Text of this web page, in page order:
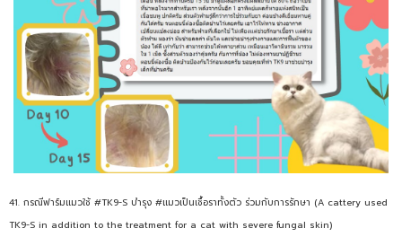
41. กรณีฟาร์มแมวใช้ #TK9-S บำรุง #แมวเป็นเชื้อราทั้งตัว ร่วมกับการรักษา (A cattery used
TK9-S in addition to the treatment for a cat with severe fungal skin)